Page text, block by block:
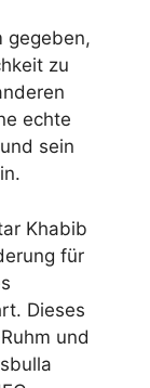
gegeben,
zu
echte
sein
Khabib
für
Dieses
und